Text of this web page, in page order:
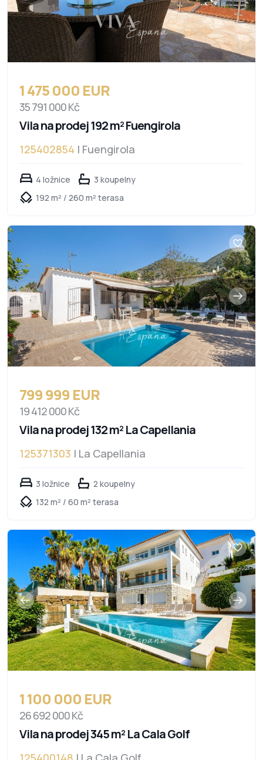
1 475 000 EUR
35 791 000 Kč
Vila na prodej 192 m² Fuengirola
125402854 | Fuengirola
4 ložnice
3 koupelny
192 m² / 260 m² terasa
799 999 EUR
19 412 000 Kč
Vila na prodej 132 m² La Capellania
125371303 | La Capellania
3 ložnice
2 koupelny
132 m² / 60 m² terasa
1 100 000 EUR
26 692 000 Kč
Vila na prodej 345 m² La Cala Golf